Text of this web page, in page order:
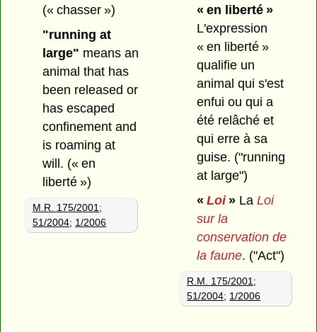
(« chasser »)
"running at
large" means an
animal that has
been released or
has escaped
confinement and
is roaming at
will. (« en
liberté »)
M.R. 175/2001 ;
51/2004; 1/2006
« en liberté »
L'expression
« en liberté »
qualifie un
animal qui s'est
enfui ou qui a
été relâché et
qui erre à sa
guise. ("running
at large")
« Loi» La Loi
sur la
conservation de
la faune. ("Act")
R.M. 175/2001 ;
51/2004; 1/2006